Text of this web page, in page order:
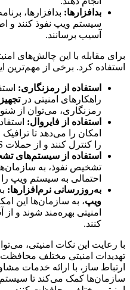
بدافزارها: بدافزارها،
سیستم ویپ نفوذ کنند و
آسیب برسانند.
برای مقابله با این چالش‌های
استفاده کرد. برخی از مهم‌ترین
استفاده از رمزنگاری:
راهکارهای امنیتی در
رمزنگاری، می‌توان از
استفاده از فایروال:
امکان را می‌دهد تا
را کنترل کنند و از حملات DoS جلوگیری کنند.
استفاده از سیستم‌های
تشخیص نفوذ، به
احتمالی به سیستم ویپ
به‌روزرسانی نرم‌افزارها:
ویپ، به سازمان‌ها این
امنیتی بهره‌مند شوند و
کنند.
با رعایت این نکات امنیتی،
تهدیدات امنیتی مختلف
ارتباط ساز، با ارائه خدمات
سازمان‌ها کمک می‌کند تا